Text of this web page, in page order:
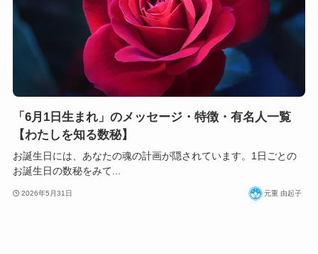
「6月1日生まれ」のメッセージ・特徴・有名人一覧
【わたしを知る数秘】
お誕生日には、あなたの魂の計画が隠されています。1日ごとの
お誕生日の数秘をみて...
2026年5月31日 元重 由起子